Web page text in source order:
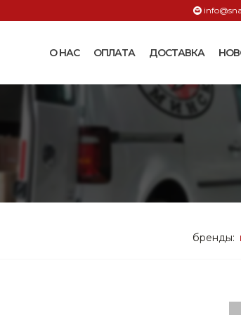
О НАС ОПЛАТА ДОСТАВКА
Термошкафы
Поилки и кормушки
Бункерные кормушки и
бренды: